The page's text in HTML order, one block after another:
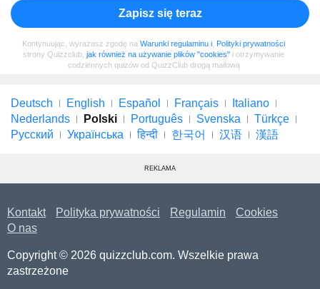
Zapisz się teraz
Kontynuując, wyrażasz zgodę na Warunki regulaminu i Polityki prywatności
strony Quizzclub, jak również na używanie plików "cookies" i otrzymywanie
codziennych quizów od QuizzClub drogą mailową
Deutsch English Español Français
Italiano
Nederlands
Polski Português Svenska
Türkçe
Русский
Українська हिन्दी 한국어 汉语 漢語
REKLAMA
Kontakt Polityka prywatności Regulamin
Cookies
O nas
Copyright © 2026 quizzclub.com. Wszelkie prawa
zastrzeżone